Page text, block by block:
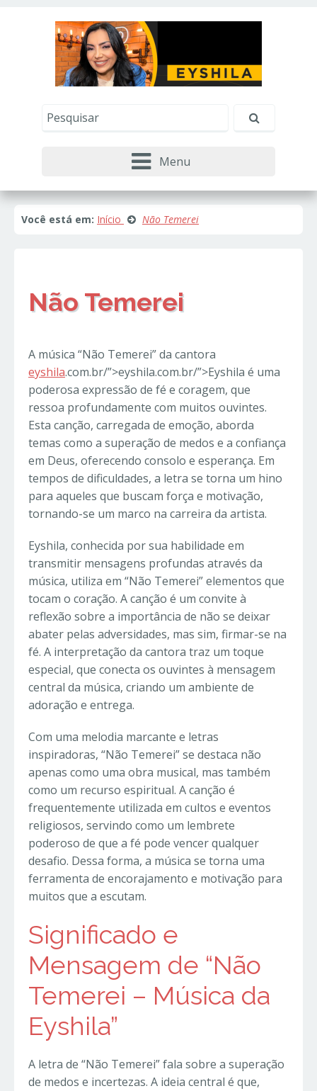
Menu
Você está em: Início Não Temerei
Não Temerei
A música “Não Temerei” da cantora
eyshila.com.br/”>eyshila.com.br/”>Eyshila é uma
poderosa expressão de fé e coragem, que
ressoa profundamente com muitos ouvintes.
Esta canção, carregada de emoção, aborda
temas como a superação de medos e a confiança
em Deus, oferecendo consolo e esperança. Em
tempos de dificuldades, a letra se torna um hino
para aqueles que buscam força e motivação,
tornando-se um marco na carreira da artista.
Eyshila, conhecida por sua habilidade em
transmitir mensagens profundas através da
música, utiliza em “Não Temerei” elementos que
tocam o coração. A canção é um convite à
reflexão sobre a importância de não se deixar
abater pelas adversidades, mas sim, firmar-se na
fé. A interpretação da cantora traz um toque
especial, que conecta os ouvintes à mensagem
central da música, criando um ambiente de
adoração e entrega.
Com uma melodia marcante e letras
inspiradoras, “Não Temerei” se destaca não
apenas como uma obra musical, mas também
como um recurso espiritual. A canção é
frequentemente utilizada em cultos e eventos
religiosos, servindo como um lembrete
poderoso de que a fé pode vencer qualquer
desafio. Dessa forma, a música se torna uma
ferramenta de encorajamento e motivação para
muitos que a escutam.
Significado e
Mensagem de “Não
Temerei – Música da
Eyshila”
A letra de “Não Temerei” fala sobre a superação
de medos e incertezas. A ideia central é que,
para lembrar e entender como você usa nosso
site, analisar seu uso de nossos produtos e
serviços, ajudar com nossos esforços de
marketing e fornecer conteúdo de terceiros. Leia
Política de Cookies e Privacidade.